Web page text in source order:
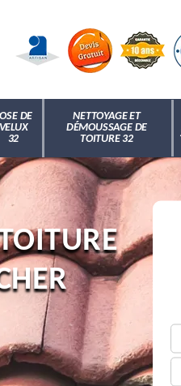
DE
VELUX
32
NETTOYAGE ET
DÉMOUSSAGE DE
TOITURE 32